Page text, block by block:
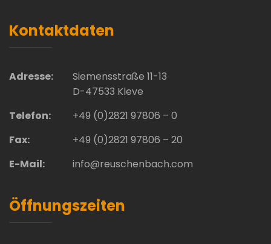
Kontaktdaten
Adresse:
Siemensstraße 11-13
D-47533 Kleve
Telefon:
+49 (0)2821 97806 – 0
Fax:
+49 (0)2821 97806 – 20
E-Mail:
info@reuschenbach.com
Öffnungszeiten